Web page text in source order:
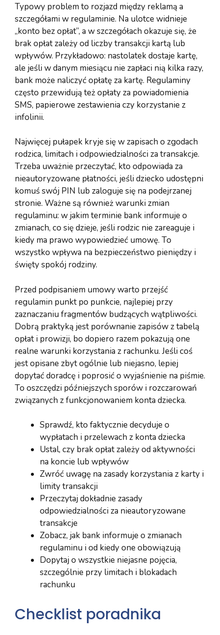
Typowy problem to rozjazd między reklamą a
szczegółami w regulaminie. Na ulotce widnieje
„konto bez opłat”, a w szczegółach okazuje się, że
brak opłat zależy od liczby transakcji kartą lub
wpływów. Przykładowo: nastolatek dostaje kartę,
ale jeśli w danym miesiącu nie zapłaci nią kilka razy,
bank może naliczyć opłatę za kartę. Regulaminy
często przewidują też opłaty za powiadomienia
SMS, papierowe zestawienia czy korzystanie z
infolinii.
Najwięcej pułapek kryje się w zapisach o zgodach
rodzica, limitach i odpowiedzialności za transakcje.
Trzeba uważnie przeczytać, kto odpowiada za
nieautoryzowane płatności, jeśli dziecko udostępni
komuś swój PIN lub zaloguje się na podejrzanej
stronie. Ważne są również warunki zmian
regulaminu: w jakim terminie bank informuje o
zmianach, co się dzieje, jeśli rodzic nie zareaguje i
kiedy ma prawo wypowiedzieć umowę. To
wszystko wpływa na bezpieczeństwo pieniędzy i
święty spokój rodziny.
Przed podpisaniem umowy warto przejść
regulamin punkt po punkcie, najlepiej przy
zaznaczaniu fragmentów budzących wątpliwości.
Dobrą praktyką jest porównanie zapisów z tabelą
opłat i prowizji, bo dopiero razem pokazują one
realne warunki korzystania z rachunku. Jeśli coś
jest opisane zbyt ogólnie lub niejasno, lepiej
dopytać doradcę i poprosić o wyjaśnienie na piśmie.
To oszczędzi późniejszych sporów i rozczarowań
związanych z funkcjonowaniem konta dziecka.
Sprawdź, kto faktycznie decyduje o
wypłatach i przelewach z konta dziecka
Ustal, czy brak opłat zależy od aktywności
na koncie lub wpływów
Zwróć uwagę na zasady korzystania z karty i
limity transakcji
Przeczytaj dokładnie zasady
odpowiedzialności za nieautoryzowane
transakcje
Zobacz, jak bank informuje o zmianach
regulaminu i od kiedy one obowiązują
Dopytaj o wszystkie niejasne pojęcia,
szczególnie przy limitach i blokadach
rachunku
Checklist poradnika